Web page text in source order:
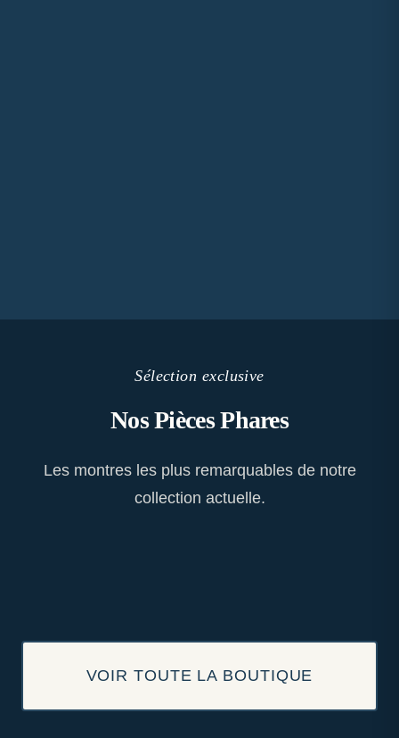
Sélection exclusive
Nos Pièces Phares
Les montres les plus remarquables de notre
collection actuelle.
VOIR TOUTE LA BOUTIQUE